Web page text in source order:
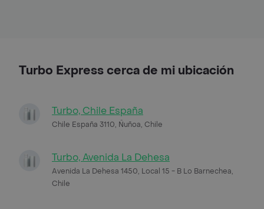
Turbo Express cerca de mi ubicación
Turbo, Chile España
Chile España 3110, Ñuñoa, Chile
Turbo, Avenida La Dehesa
Avenida La Dehesa 1450, Local 15 - B Lo Barnechea,
Chile